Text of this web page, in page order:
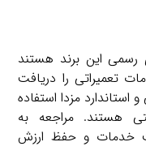
رسمی این برند هستند
تعمیراتی را دریافت
استاندارد مزدا استفاده
هستند. مراجعه به
خدمات و حفظ ارزش